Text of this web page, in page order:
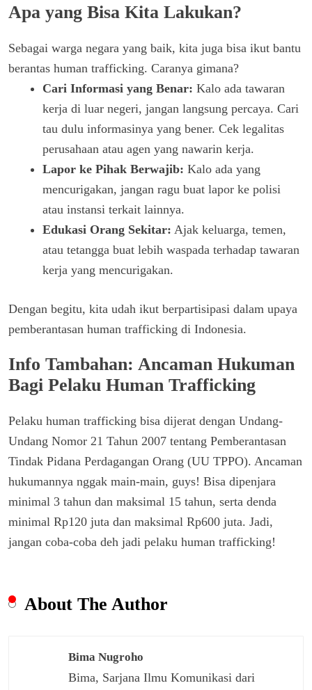
Apa yang Bisa Kita Lakukan?
Sebagai warga negara yang baik, kita juga bisa ikut bantu
berantas human trafficking. Caranya gimana?
Cari Informasi yang Benar: Kalo ada tawaran
kerja di luar negeri, jangan langsung percaya. Cari
tau dulu informasinya yang bener. Cek legalitas
perusahaan atau agen yang nawarin kerja.
Lapor ke Pihak Berwajib: Kalo ada yang
mencurigakan, jangan ragu buat lapor ke polisi
atau instansi terkait lainnya.
Edukasi Orang Sekitar: Ajak keluarga, temen,
atau tetangga buat lebih waspada terhadap tawaran
kerja yang mencurigakan.
Dengan begitu, kita udah ikut berpartisipasi dalam upaya
pemberantasan human trafficking di Indonesia.
Info Tambahan: Ancaman Hukuman
Bagi Pelaku Human Trafficking
Pelaku human trafficking bisa dijerat dengan Undang-
Undang Nomor 21 Tahun 2007 tentang Pemberantasan
Tindak Pidana Perdagangan Orang (UU TPPO). Ancaman
hukumannya nggak main-main, guys! Bisa dipenjara
minimal 3 tahun dan maksimal 15 tahun, serta denda
minimal Rp120 juta dan maksimal Rp600 juta. Jadi,
jangan coba-coba deh jadi pelaku human trafficking!
About The Author
Bima Nugroho
Bima, Sarjana Ilmu Komunikasi dari